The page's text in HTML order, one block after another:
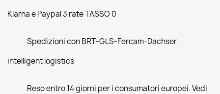
Klarna e Paypal 3 rate TASSO 0
Spedizioni con BRT-GLS-Fercam-Dachser
intelligent logistics
Reso entro 14 giorni per i consumatori europei. Vedi